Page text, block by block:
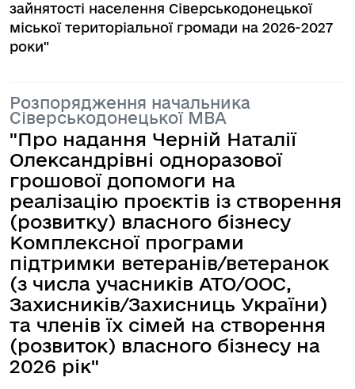
зайнятості населення Сіверськодонецької
міської територіальної громади на 2026-2027
роки"
Розпорядження начальника
Сіверськодонецької МВА
"Про надання Черній Наталії
Олександрівні одноразової
грошової допомоги на
реалізацію проєктів із створення
(розвитку) власного бізнесу
Комплексної програми
підтримки ветеранів/ветеранок
(з числа учасників ATO/OOC,
Захисників/Захисниць України)
та членів їх сімей на створення
(розвиток) власного бізнесу на
2026 рік"